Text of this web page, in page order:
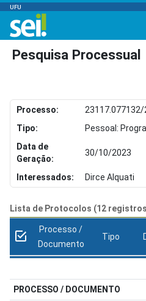
UFU
Pesquisa Processual
Processo:
Tipo:
Pessoal:
Data de
Geração:
30/10/2023
Interessados: Dirce Alquati
Lista de Protocolos (12
Processo /
Documento
Tipo